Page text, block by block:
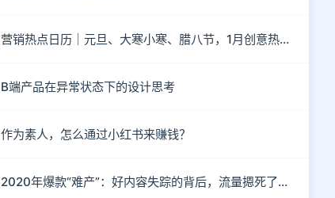
营销热点日历｜元旦、大寒小寒、腊八节，1月创意热点都在这
B端产品在异常状态下的设计思考
作为素人，怎么通过小红书来赚钱？
2020年爆款“难产”：好内容失踪的背后，流量摁死了内容